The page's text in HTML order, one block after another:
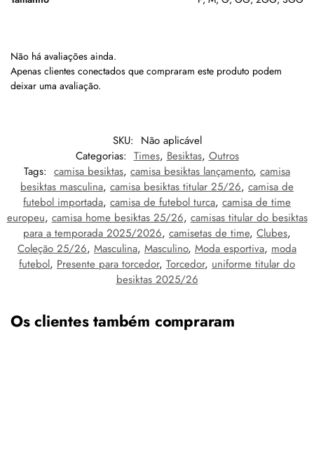
Não há avaliações ainda.
Apenas clientes conectados que compraram este produto podem
deixar uma avaliação.
SKU: Não aplicável
Categorias: Times, Besiktas, Outros
Tags: camisa besiktas, camisa besiktas lançamento, camisa
besiktas masculina, camisa besiktas titular 25/26, camisa de
futebol importada, camisa de futebol turca, camisa de time
europeu, camisa home besiktas 25/26, camisas titular do besiktas
para a temporada 2025/2026, camisetas de time, Clubes,
Coleção 25/26, Masculina, Masculino, Moda esportiva, moda
futebol, Presente para torcedor, Torcedor, uniforme titular do
besiktas 2025/26
Os clientes também compraram